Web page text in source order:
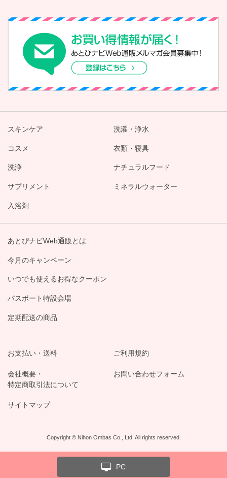
PC
スキンケア
コスメ
洗浄
サプリメント
入浴剤
洗濯・浄水
衣類・寝具
ナチュラルフード
ミネラルウォーター
あとぴナビWeb通販とは
今月のキャンペーン
いつでも使えるお得なクーポン
パスポート特設会場
定期配送の商品
お支払い・送料 ご利用規約
会社概要・
特定商取引法について
お問い合わせフォーム
サイトマップ
Copyright © Nihon Ombas Co., Ltd. All rights reserved.